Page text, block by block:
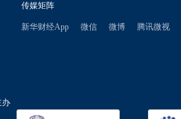
办
传媒矩阵
新华财经App 微信 微博 腾讯微视